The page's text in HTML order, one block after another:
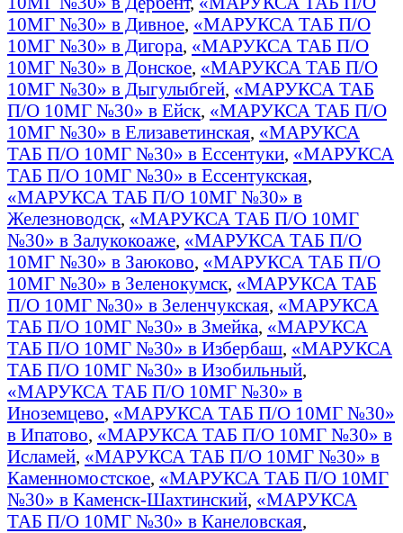
10МГ №30» в Дивное, «МАРУКСА ТАБ П/О
10МГ №30» в Дигора, «МАРУКСА ТАБ П/О
10МГ №30» в Донское, «МАРУКСА ТАБ П/О
10МГ №30» в Дыгулыбгей, «МАРУКСА ТАБ
П/О 10МГ №30» в Ейск, «МАРУКСА ТАБ П/О
10МГ №30» в Елизаветинская, «МАРУКСА
ТАБ П/О 10МГ №30» в Ессентуки, «МАРУКСА
ТАБ П/О 10МГ №30» в Ессентукская,
«МАРУКСА ТАБ П/О 10МГ №30» в
Железноводск, «МАРУКСА ТАБ П/О 10МГ
№30» в Залукокоаже, «МАРУКСА ТАБ П/О
10МГ №30» в Заюково, «МАРУКСА ТАБ П/О
10МГ №30» в Зеленокумск, «МАРУКСА ТАБ
П/О 10МГ №30» в Зеленчукская, «МАРУКСА
ТАБ П/О 10МГ №30» в Змейка, «МАРУКСА
ТАБ П/О 10МГ №30» в Избербаш, «МАРУКСА
ТАБ П/О 10МГ №30» в Изобильный,
«МАРУКСА ТАБ П/О 10МГ №30» в
Иноземцево, «МАРУКСА ТАБ П/О 10МГ №30»
в Ипатово, «МАРУКСА ТАБ П/О 10МГ №30» в
Исламей, «МАРУКСА ТАБ П/О 10МГ №30» в
Каменномостское, «МАРУКСА ТАБ П/О 10МГ
№30» в Каменск-Шахтинский, «МАРУКСА
ТАБ П/О 10МГ №30» в Канеловская,